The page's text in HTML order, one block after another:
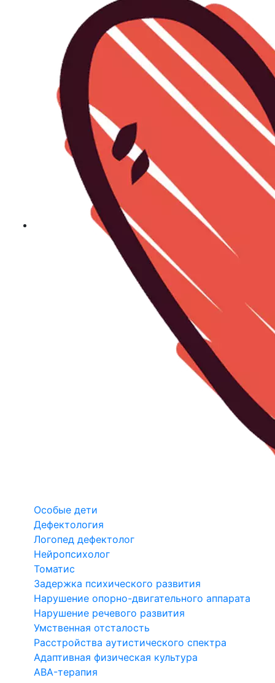
Особые дети
Дефектология
Логопед дефектолог
Нейропсихолог
Томатис
Задержка психического развития
Нарушение опорно-двигательного аппарата
Нарушение речевого развития
Умственная отсталость
Расстройства аутистического спектра
Адаптивная физическая культура
ABA-терапия